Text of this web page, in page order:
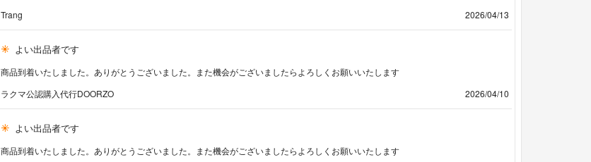
Trang 2026/04/13
よい出品者です
商品到着いたしました。ありがとうございました。また機会がございましたらよろしくお願いいたします
ラクマ公認購入代行DOORZO
2026/04/10
よい出品者です
商品到着いたしました。ありがとうございました。また機会がございましたらよろしくお願いいたします